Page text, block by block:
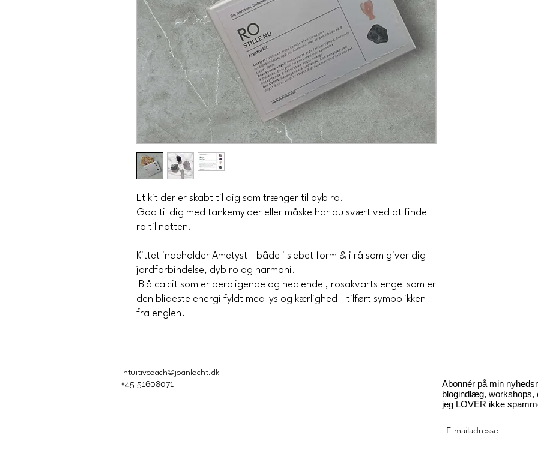
Et kit der er skabt til dig som trænger til dyb ro.
God til dig med tankemylder eller måske har du svært ved at finde
ro til natten.
Kittet indeholder Ametyst - både i slebet form & i rå som giver dig
jordforbindelse, dyb ro og harmoni.
Blå calcit som er beroligende og healende , rosakvarts engel som er
den blideste energi fyldt med lys og kærlighed - tilført symbolikken
fra englen.
intuitivcoach@joanlocht.dk
+45 51608071
Abonnér på min
blogindlæg, workshops,
jeg LOVER ikke